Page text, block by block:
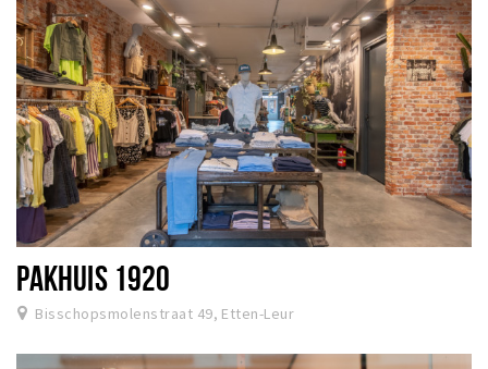
PAKHUIS 1920
Bisschopsmolenstraat 49, Etten-Leur